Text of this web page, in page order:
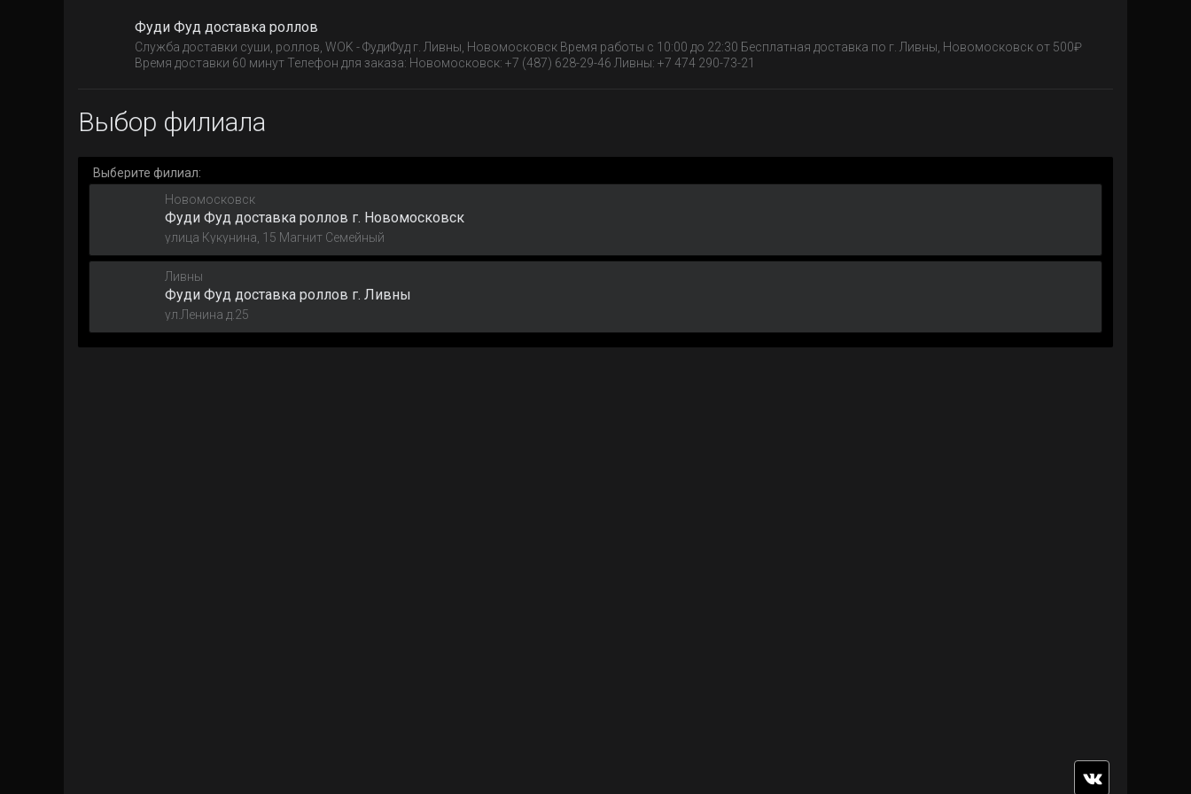
Фуди Фуд доставка роллов
Служба доставки суши, роллов, WOK - ФудиФуд г. Ливны, Новомосковск Время работы с 10:00 до 22:30 Бесплатная доставка по г. Ливны, Новомосковск от 500₽
Время доставки 60 минут Телефон для заказа: Новомосковск: +7 (487) 628-29-46 Ливны: +7 474 290-73-21
Выбор филиала
Выберите филиал:
Новомосковск
Фуди Фуд доставка роллов г. Новомосковск
улица Кукунина, 15 Магнит Семейный
Ливны
Фуди Фуд доставка роллов г. Ливны
ул.Ленина д.25